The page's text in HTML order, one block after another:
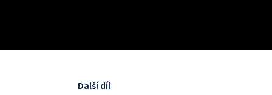
Další díl